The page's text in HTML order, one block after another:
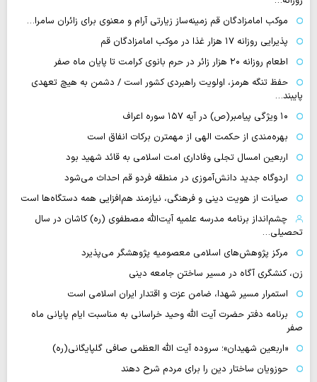
موکب امامزادگان قم زمینه‌ساز زیارتی آرام و معنوی برای زائران سامرا…
پذیرایی روزانه ۱۷ هزار غذا در موکب امامزادگان قم
اطعام روزانه ۲۰ هزار زائر در حرم بانوی کرامت تا پایان ماه صفر
حفظ تنگه هرمز، اولویت راهبردی کشور است / دشمن به هیچ تعهدی
پایبند…
۱۰ ویژگی پیامبر(ص) در آیه ۱۵۷ سوره اعراف
بهره‌مندی از حکمت الهی از مهمترن برکات انفاق است
اربعین امسال تجلی وفاداری امت اسلامی به قائد شهید بود
اردوگاه جدید دانش‌آموزی در منطقه فردو قم احداث می‌شود
صیانت از هویت دینی و فرهنگی، نیازمند هم‌افزایی همه دستگاه‌ها است
چشم‌انداز برنامه مدرسه علمیه آیت‌الله مصطفوی (ره) کاشان در سال
تحصیلی…
مرکز پژوهش‌های اسلامی معصومیه پژوهشگر می‌پذیرد
زن، کنشگری آگاه در مسیر ساختن جامعه دینی
استمرار مسیر شهدا، ضامن عزت و اقتدار ایران اسلامی است
برنامه دفتر حضرت آیت الله وحید خراسانی به مناسبت ایام پایانی ماه
صفر
«اربعین شهیدان»؛ سروده آیت الله العظمی صافی گلپایگانی(ره)
حوزویان ساختار دین را برای مردم شرح دهند